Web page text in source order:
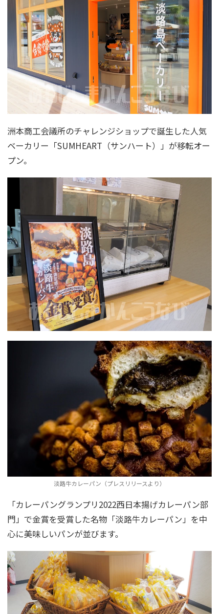
洲本商工会議所のチャレンジショップで誕生した人気
ベーカリー「SUMHEART（サンハート）」が移転オー
プン。
淡路牛カレーパン（プレスリリースより）
「カレーパングランプリ2022西日本揚げカレーパン部
門」で金賞を受賞した名物「淡路牛カレーパン」を中
心に美味しいパンが並びます。